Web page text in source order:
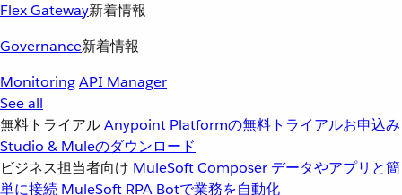
Flex Gateway新着情報
Governance新着情報
MonitoringAPI Manager
See all
無料トライアルAnypoint Platformの無料トライアルお申込み
Studio & Muleのダウンロード
ビジネス担当者向け MuleSoft Composer データやアプリと簡
単に接続 MuleSoft RPA Botで業務を自動化